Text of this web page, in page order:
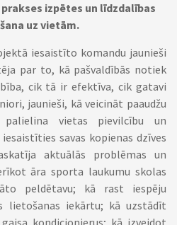
izpētes un līdzdalības
uz vietām.
iesaistīto komandu jaunieši
par to, kā pašvaldībās notiek
cik tā ir efektīva, cik gatavi
jaunieši, kā veicināt paaudžu
vietas pievilcību un
savas kopienas dzīves
aktuālās problēmas un
āra sporta laukumu skolas
peldētavu; kā rast iespēju
lietošanas iekārtu; kā uzstādīt
kondicionierus; kā izveidot